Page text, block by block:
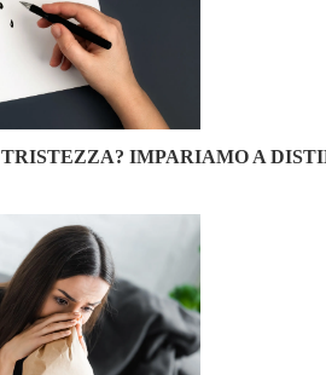
TRISTEZZA? IMPARIAMO A